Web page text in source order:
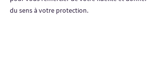
du sens à votre protection.